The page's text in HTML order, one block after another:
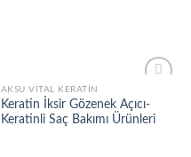
wishlist
AKSU VITAL KERATIN
Keratin İksir Gözenek Açıcı-
Keratinli Saç Bakımı Ürünleri